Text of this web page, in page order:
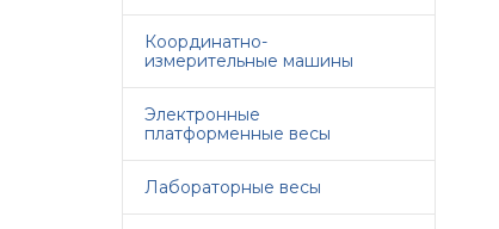
Координатно-
измерительные машины
Электронные
платформенные весы
Лабораторные весы